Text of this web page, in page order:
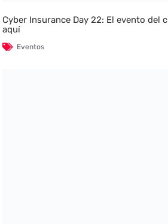
Cyber Insurance Day 22: El evento del
aquí
Eventos